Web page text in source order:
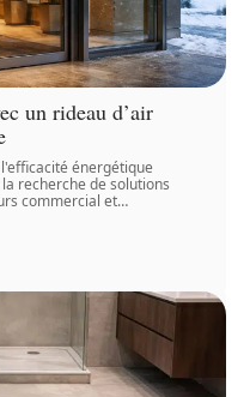
un rideau d’air
énergétique
recherche de solutions
commercial et…